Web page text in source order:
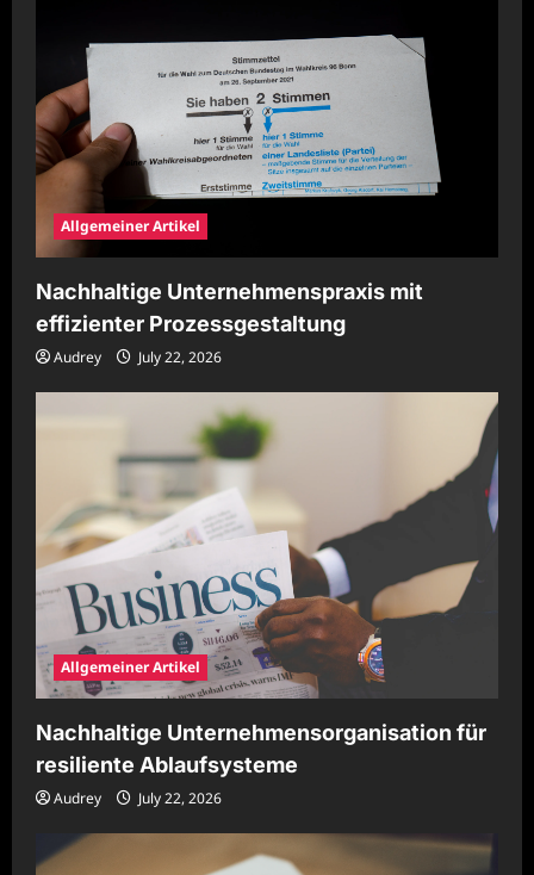
Allgemeiner Artikel
Nachhaltige Unternehmenspraxis mit
effizienter Prozessgestaltung
Audrey July 22, 2026
Allgemeiner Artikel
Nachhaltige Unternehmensorganisation für
resiliente Ablaufsysteme
Audrey July 22, 2026